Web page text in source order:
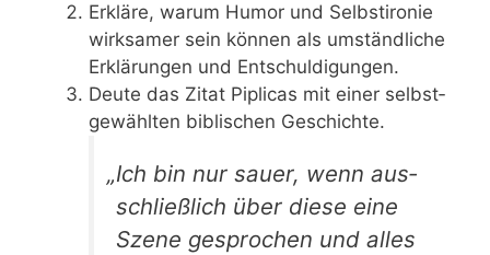
Erklä­re, war­um Humor und Selbst­iro­nie
wirk­sa­mer sein kön­nen als umständ­li­che
Erklä­run­gen und Entschuldigungen.
Deu­te das Zitat Pipli­cas mit einer selbst­
ge­wähl­ten bibli­schen Geschichte.
„Ich bin nur sau­er, wenn aus­
schließ­lich über die­se eine
Sze­ne gespro­chen und alles